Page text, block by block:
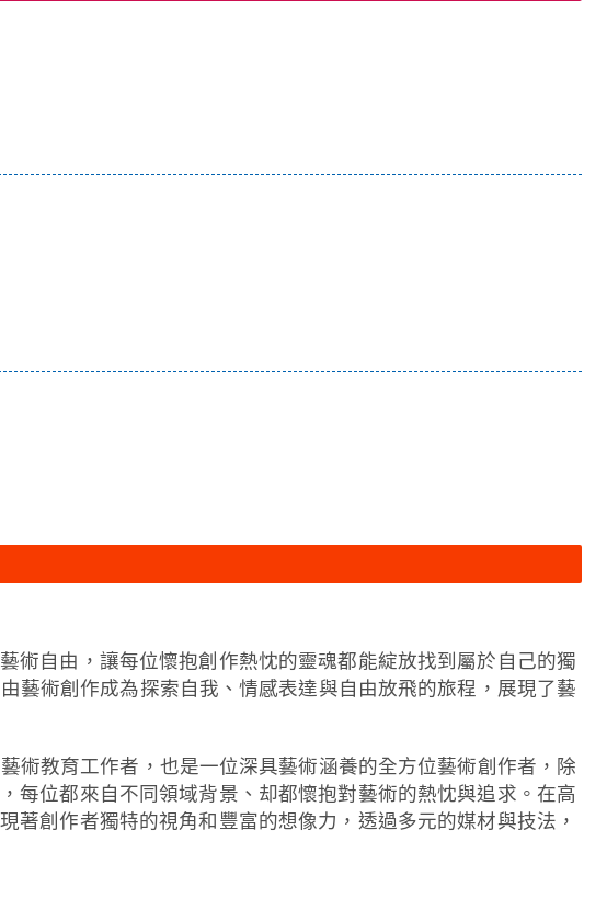
術自由，讓每位懷抱創作熱忱的靈魂都能綻放找到屬於自己的獨
藝術創作成為探索自我、情感表達與自由放飛的旅程，展現了藝
術教育工作者，也是一位深具藝術涵養的全方位藝術創作者，除
每位都來自不同領域背景、却都懷抱對藝術的熱忱與追求。在高
創作者獨特的視角和豐富的想像力，透過多元的媒材與技法，